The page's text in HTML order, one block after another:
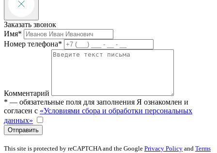
Заказать звонок
Имя*
Номер телефона*
Комментарий
* — обязательные поля для заполнения Я ознакомлен и
согласен с «Условиями сбора и обработки персональных
данных»
Отправить
This site is protected by reCAPTCHA and the Google Privacy Policy and Terms